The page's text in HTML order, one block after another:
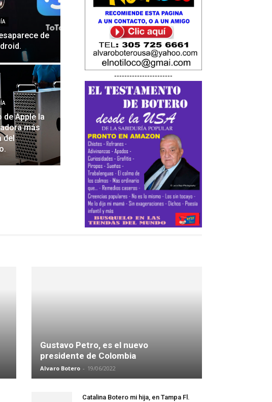
de
de Apple la
más
del
-----------------------
Gustavo Petro, es el nuevo
presidente de Colombia
Alvaro Botero - 19/06/2022
Catalina Botero mi hija, en Tampa Fl.